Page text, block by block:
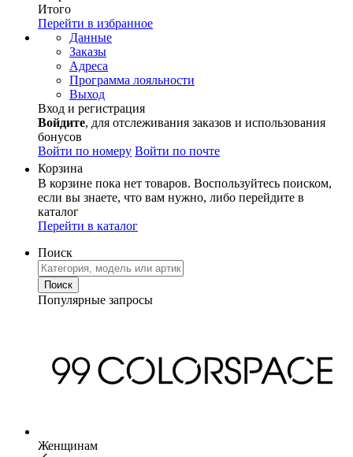
Итого
Перейти в избранное
Данные
Заказы
Адреса
Программа лояльности
Выход
Вход и регистрация
Войдите, для отслеживания заказов и использования
бонусов
Войти по номеру Войти по почте
Корзина
В корзине пока нет товаров. Воспользуйтесь поиском,
если вы знаете, что вам нужно, либо перейдите в
каталог
Перейти в каталог
Поиск
Популярные запросы
Женщинам